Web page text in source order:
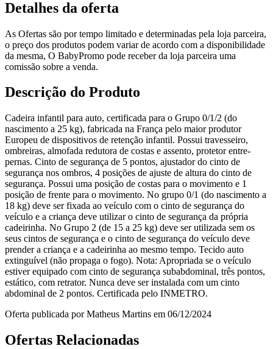
Detalhes da oferta
As Ofertas são por tempo limitado e determinadas pela loja parceira,
o preço dos produtos podem variar de acordo com a disponibilidade
da mesma, O BabyPromo pode receber da loja parceira uma
comissão sobre a venda.
Descrição do Produto
Cadeira infantil para auto, certificada para o Grupo 0/1/2 (do
nascimento a 25 kg), fabricada na França pelo maior produtor
Europeu de dispositivos de retenção infantil. Possui travesseiro,
ombreiras, almofada redutora de costas e assento, protetor entre-
pernas. Cinto de segurança de 5 pontos, ajustador do cinto de
segurança nos ombros, 4 posições de ajuste de altura do cinto de
segurança. Possui uma posição de costas para o movimento e 1
posição de frente para o movimento. No grupo 0/1 (do nascimento a
18 kg) deve ser fixada ao veículo com o cinto de segurança do
veículo e a criança deve utilizar o cinto de segurança da própria
cadeirinha. No Grupo 2 (de 15 a 25 kg) deve ser utilizada sem os
seus cintos de segurança e o cinto de segurança do veículo deve
prender a criança e a cadeirinha ao mesmo tempo. Tecido auto
extinguível (não propaga o fogo). Nota: Apropriada se o veículo
estiver equipado com cinto de segurança subabdominal, três pontos,
estático, com retrator. Nunca deve ser instalada com um cinto
abdominal de 2 pontos. Certificada pelo INMETRO.
Oferta publicada por Matheus Martins em 06/12/2024
Ofertas Relacionadas